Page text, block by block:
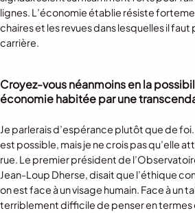
lignes. L’économie établie résiste
chaires et les revues dans lesquelles il
carrière.
Croyez-vous néanmoins en la
économie habitée par une
Je parlerais d’espérance plutôt que de foi.
est possible, mais je ne crois pas qu’elle
rue. Le premier président de
Jean-Loup Dherse, disait que l’éthique
on est face à un visage humain. Face à un
terriblement difficile de penser en termes